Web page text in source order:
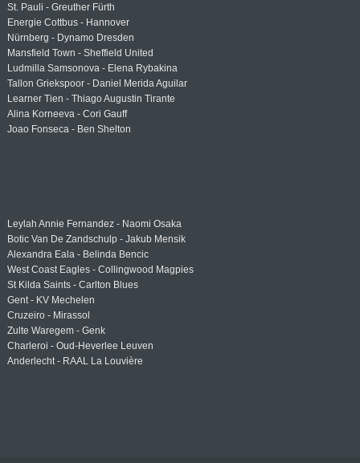
St. Pauli - Greuther Fürth
Energie Cottbus - Hannover
Nürnberg - Dynamo Dresden
Mansfield Town - Sheffield United
Ludmilla Samsonova - Elena Rybakina
Tallon Griekspoor - Daniel Merida Aguilar
Learner Tien - Thiago Augustin Tirante
Alina Korneeva - Cori Gauff
Joao Fonseca - Ben Shelton
Leylah Annie Fernandez - Naomi Osaka
Botic Van De Zandschulp - Jakub Mensik
Alexandra Eala - Belinda Bencic
West Coast Eagles - Collingwood Magpies
St Kilda Saints - Carlton Blues
Gent - KV Mechelen
Cruzeiro - Mirassol
Zulte Waregem - Genk
Charleroi - Oud-Heverlee Leuven
Anderlecht - RAAL La Louvière